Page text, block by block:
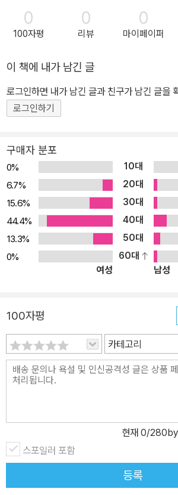
0
100자평
0
리뷰
0
마이페이퍼
이 책에 내가 남긴 글
로그인하면 내가 남긴 글과 친구가 남긴 글을
로그인하기
구매자 분포
0% 10대
6.7%
20대
15.6%
30대
44.4%
40대
13.3%
50대
0%
60대
여성
남성
100자평
카테고리
현재 0/
스포일러 포함
등록